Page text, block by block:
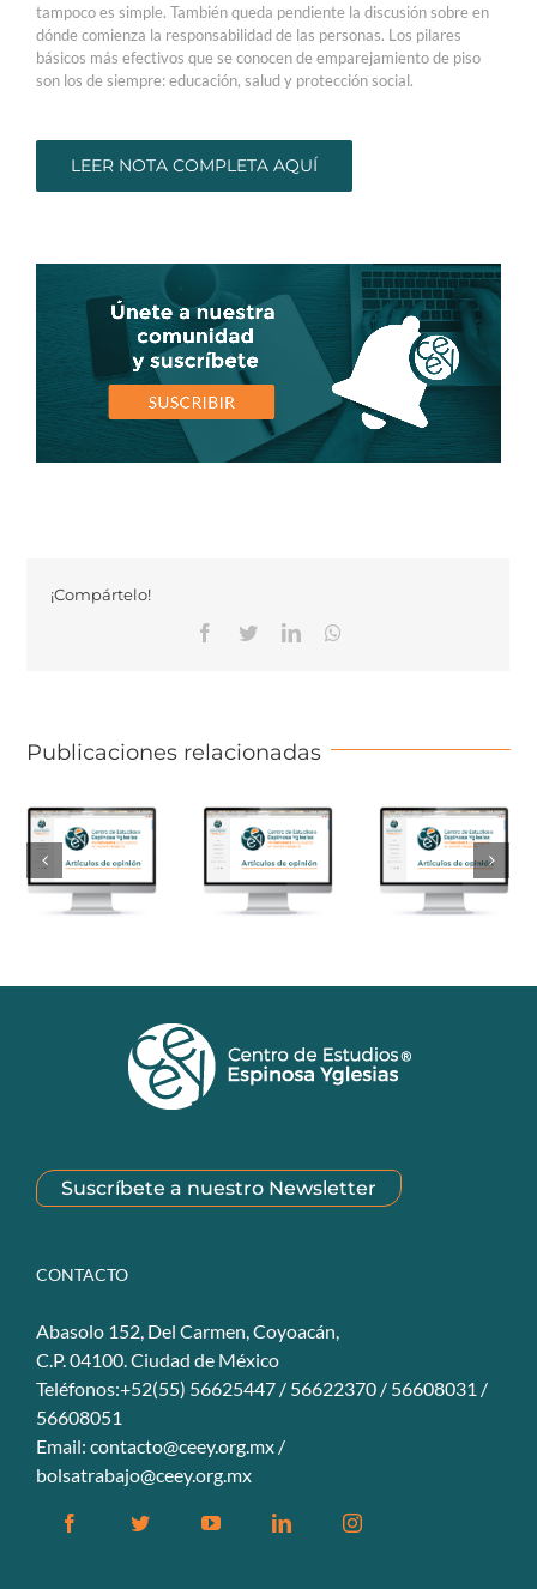
tampoco es simple. También queda pendiente la discusión sobre en
dónde comienza la responsabilidad de las personas. Los pilares
básicos más efectivos que se conocen de emparejamiento de piso
son los de siempre: educación, salud y protección social.
LEER NOTA COMPLETA AQUÍ
¡Compártelo!
Facebook
TwitterLinkedinWhatsapp
Publicaciones relacionadas
Suscríbete a nuestro Newsletter
CONTACTO
Abasolo 152, Del Carmen, Coyoacán,
C.P. 04100. Ciudad de México
Teléfonos:+52(55) 56625447 / 56622370 / 56608031 /
56608051
Email: contacto@ceey.org.mx /
bolsatrabajo@ceey.org.mx
FacebookTwitter YouTubeLinkedinInstagram